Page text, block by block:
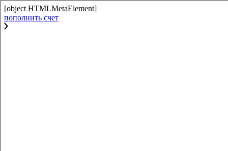
[object HTMLMetaElement]
пополнить счет